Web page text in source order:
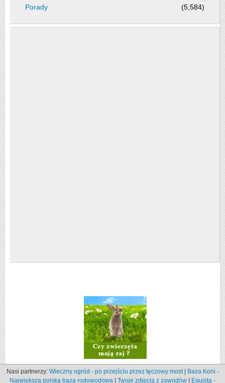
Porady
(5,584)
Nasi partnerzy: Wieczny ogród - po przejściu przez tęczowy most|
Baza Koni -
Największa polska baza rodowodowa
Twoje zdjęcia z zawodów Equista -